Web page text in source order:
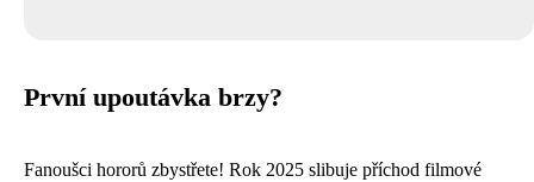
První upoutávka brzy?
Fanoušci hororů zbystřete! Rok 2025 slibuje příchod filmové